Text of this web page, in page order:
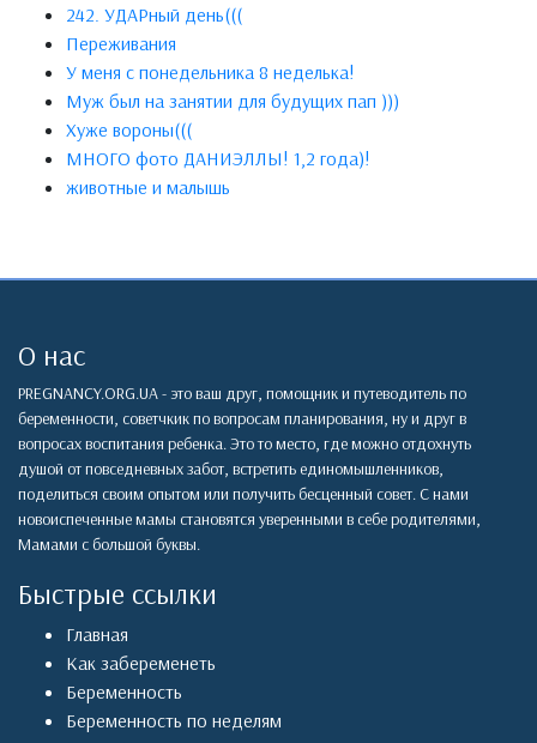
242. УДАРный день(((
Переживания
У меня с понедельника 8 неделька!
Муж был на занятии для будущих пап )))
Хуже вороны(((
МНОГО фото ДАНИЭЛЛЫ! 1,2 года)!
животные и малышь
О нас
PREGNANCY.ORG.UA - это ваш друг, помощник и путеводитель по
беременности, советчкик по вопросам планирования, ну и друг в
вопросах воспитания ребенка. Это то место, где можно отдохнуть
душой от повседневных забот, встретить единомышленников,
поделиться своим опытом или получить бесценный совет. С нами
новоиспеченные мамы становятся уверенными в себе родителями,
Мамами с большой буквы.
Быстрые ссылки
Главная
Как забеременеть
Беременность
Беременность по неделям